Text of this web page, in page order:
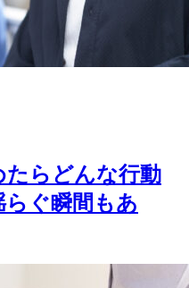
たらどんな行動
ぐ瞬間もあ